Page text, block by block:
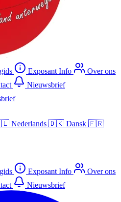
Exposant Info
Over ons
Nieuwsbrief
Nederlands 🇩🇰 Dansk 🇫🇷
Exposant Info
Over ons
Nieuwsbrief